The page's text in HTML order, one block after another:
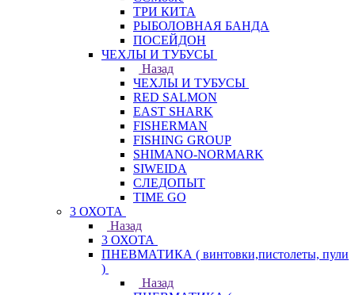
ТРИ КИТА
РЫБОЛОВНАЯ БАНДА
ПОСЕЙДОН
ЧЕХЛЫ И ТУБУСЫ
Назад
ЧЕХЛЫ И ТУБУСЫ
RED SALMON
EAST SHARK
FISHERMAN
FISHING GROUP
SHIMANO-NORMARK
SIWEIDA
СЛЕДОПЫТ
TIME GO
3 ОХОТА
Назад
3 ОХОТА
ПНЕВМАТИКА ( винтовки,пистолеты, пули
)
Назад